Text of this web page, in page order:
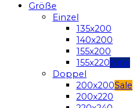
Größe
Einzel
135x200
140x200
155x200
155x220
Doppel
200x200
200x220